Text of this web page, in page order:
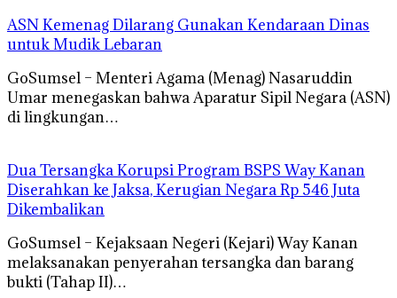
ASN Kemenag Dilarang Gunakan Kendaraan Dinas
untuk Mudik Lebaran
GoSumsel – Menteri Agama (Menag) Nasaruddin
Umar menegaskan bahwa Aparatur Sipil Negara (ASN)
di lingkungan…
Dua Tersangka Korupsi Program BSPS Way Kanan
Diserahkan ke Jaksa, Kerugian Negara Rp 546 Juta
Dikembalikan
GoSumsel – Kejaksaan Negeri (Kejari) Way Kanan
melaksanakan penyerahan tersangka dan barang
bukti (Tahap II)…